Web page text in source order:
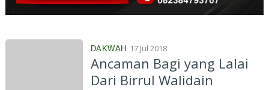
DAKWAH 17 Jul 2018
Ancaman Bagi yang Lalai
Dari Birrul Walidain